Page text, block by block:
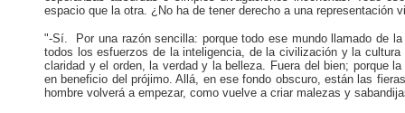
espacio que la otra. ¿No ha de tener derecho a una representación
"-Sí. Por una razón sencilla: porque todo ese mundo llamado de
todos los esfuerzos de la inteligencia, de la civilización y la
claridad y el orden, la verdad y la belleza. Fuera del bien; porque
en beneficio del prójimo. Allá, en ese fondo obscuro, están las
hombre volverá a empezar, como vuelve a criar malezas y